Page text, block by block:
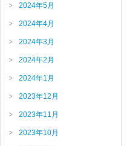
2024年5月
2024年4月
2024年3月
2024年2月
2024年1月
2023年12月
2023年11月
2023年10月